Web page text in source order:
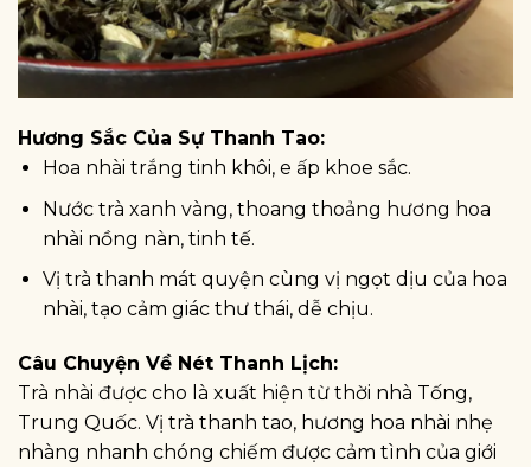
Hương Sắc Của Sự Thanh Tao:
Hoa nhài trắng tinh khôi, e ấp khoe sắc.
Nước trà xanh vàng, thoang thoảng hương hoa
nhài nồng nàn, tinh tế.
Vị trà thanh mát quyện cùng vị ngọt dịu của hoa
nhài, tạo cảm giác thư thái, dễ chịu.
Câu Chuyện Về Nét Thanh Lịch:
Trà nhài được cho là xuất hiện từ thời nhà Tống,
Trung Quốc. Vị trà thanh tao, hương hoa nhài nhẹ
nhàng nhanh chóng chiếm được cảm tình của giới